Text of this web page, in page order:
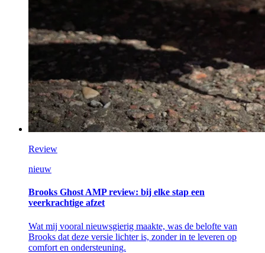
Review
nieuw
Brooks Ghost AMP review: bij elke stap een
veerkrachtige afzet
Wat mij vooral nieuwsgierig maakte, was de belofte van
Brooks dat deze versie lichter is, zonder in te leveren op
comfort en ondersteuning.